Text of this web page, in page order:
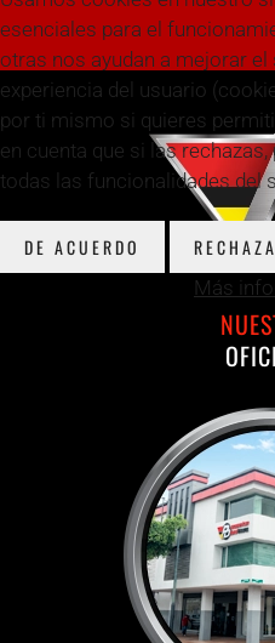
esenciales para el
otras nos ayudan a mejorar
experiencia del usuario
por ti mismo si quieres
en cuenta que si las
todas las funcionalidades del
DE ACUERDO
Más